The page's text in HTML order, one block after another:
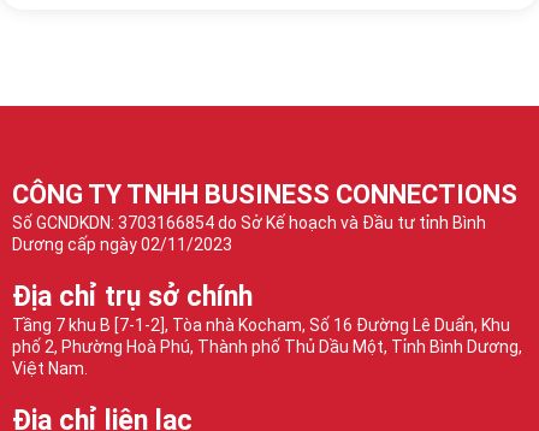
CÔNG TY TNHH BUSINESS CONNECTIONS
Số GCNDKDN: 3703166854 do Sở Kế hoạch và Đầu tư tỉnh Bình
Dương cấp ngày 02/11/2023
Địa chỉ trụ sở chính
Tầng 7 khu B [7-1-2], Tòa nhà Kocham, Số 16 Đường Lê Duẩn, Khu
phố 2, Phường Hoà Phú, Thành phố Thủ Dầu Một, Tỉnh Bình Dương,
Việt Nam.
Địa chỉ liên lạc